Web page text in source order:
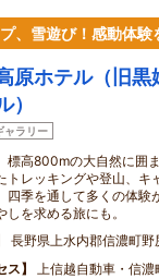
、雪遊び！感動体験
原ホテル（旧黒
）
ャラリー
標高800mの大自然に囲
トレッキングや登山、キ
四季を通して多くの体験
しを求める旅にも。
長野県上水内郡信濃町
ス
上信越自動車・信